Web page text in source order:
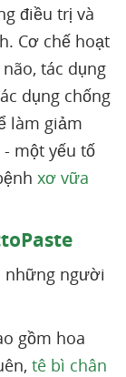
điều trị và
Cơ chế hoạt
tác dụng
dụng chống
làm giảm
một yếu tố
xơ vữa
những người
gồm hoa
tê bì chân